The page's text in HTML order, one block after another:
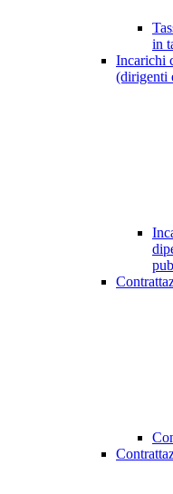
in
Incarichi
(dirigenti